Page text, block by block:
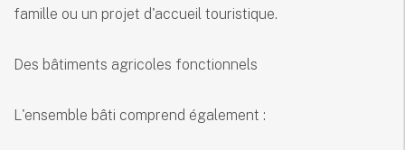
famille ou un projet d'accueil touristique.
Des bâtiments agricoles fonctionnels
L'ensemble bâti comprend également :